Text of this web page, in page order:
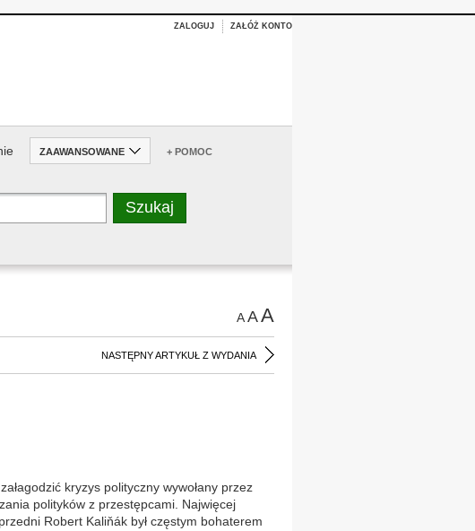
ZALOGUJ ZAŁÓŻ KONTO
ZAAWANSOWANE + POMOC
AAA
NASTĘPNY ARTYKUŁ Z WYDANIA
kryzys polityczny wywołany przez
polityków z przestępcami. Najwięcej
Robert Kaliňák był częstym bohaterem